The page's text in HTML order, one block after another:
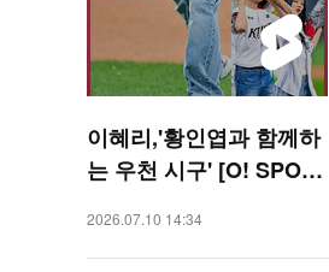
이혜리,'황인엽과 함께하
는 우천 시구' [O! SPOR
2026.07.10 14:34